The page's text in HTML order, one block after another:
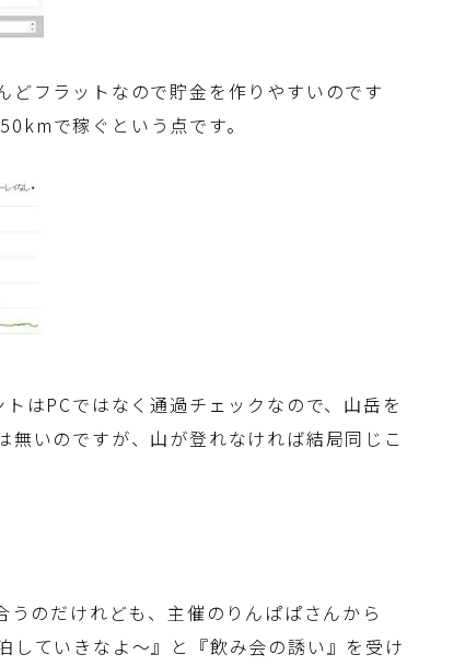
フラットなので貯金を作りやすいのです
で稼ぐという点です。
はPCではなく通過チェックなので、山岳を
いのですが、山が登れなければ結局同じこ
のだけれども、主催のりんぱぱさんから
していきなよ～』と『飲み会の誘い』を受け